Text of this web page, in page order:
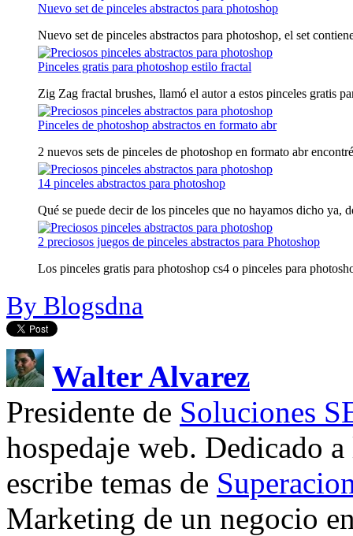
Nuevo set de pinceles abstractos para photoshop
Nuevo set de pinceles abstractos para photoshop, el set
Pinceles gratis para photoshop estilo fractal
Zig Zag fractal brushes, llamó el autor a estos pinceles gratis
Pinceles de photoshop abstractos en formato abr
2 nuevos sets de pinceles de photoshop en formato abr
14 pinceles abstractos para photoshop
Qué se puede decir de los pinceles que no hayamos dicho ya,
2 preciosos juegos de pinceles abstractos para Photoshop
Los pinceles gratis para photoshop cs4 o pinceles para
By Blogsdna
Walter Alvarez
Presidente de Soluciones
hospedaje web. Dedicado
escribe temas de
Marketing de un negocio